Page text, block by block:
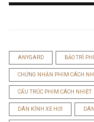
ANYGARD BẢO TRÌ
CHỨNG NHẬN PHIM CÁCH
CẤU TRÚC PHIM CÁCH NHIỆT
DÁN KÍNH XE HƠI